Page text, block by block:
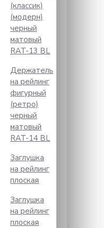
(классик)
(модерн)
черный
матовый
RAT-13 BL
Держатель
на рейлинг
фигурный
(ретро)
черный
матовый
RAT-14 BL
Заглушка
на рейлинг
плоская
Заглушка
на рейлинг
плоская